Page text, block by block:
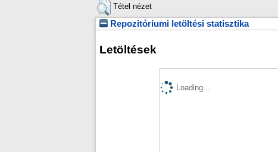
Tétel nézet
Repozitóriumi letöltési statisztika
Letöltések
Loading...